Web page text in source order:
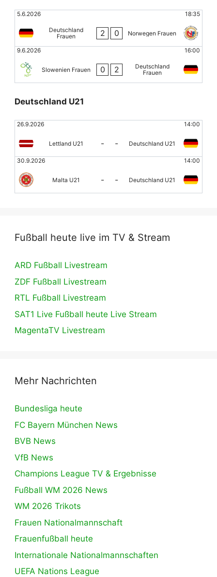
5.6.2026 18:35
Deutschland
Frauen
2 0 Norwegen Frauen
9.6.2026 16:00
Slowenien Frauen 0 2
Deutschland
Frauen
Deutschland U21
26.9.2026 14:00
Lettland U21 - - Deutschland U21
30.9.2026 14:00
Malta U21 - - Deutschland U21
Fußball heute live im TV & Stream
ARD Fußball Livestream
ZDF Fußball Livestream
RTL Fußball Livestream
SAT1 Live Fußball heute Live Stream
MagentaTV Livestream
Mehr Nachrichten
Bundesliga heute
FC Bayern München News
BVB News
VfB News
Champions League TV & Ergebnisse
Fußball WM 2026 News
WM 2026 Trikots
Frauen Nationalmannschaft
Frauenfußball heute
Internationale Nationalmannschaften
UEFA Nations League